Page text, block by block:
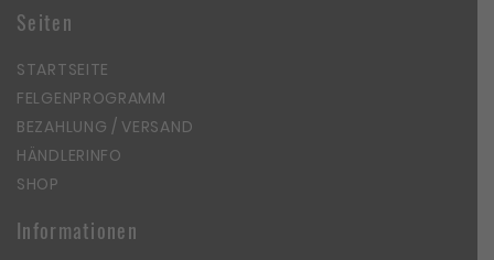
Seiten
STARTSEITE
FELGENPROGRAMM
BEZAHLUNG / VERSAND
HÄNDLERINFO
SHOP
Informationen